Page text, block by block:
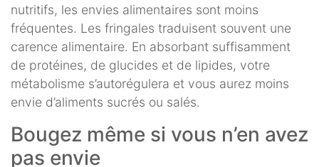
nutritifs, les envies alimentaires sont moins
fréquentes. Les fringales traduisent souvent une
carence alimentaire. En absorbant suffisamment
de protéines, de glucides et de lipides, votre
métabolisme s’autorégulera et vous aurez moins
envie d’aliments sucrés ou salés.
Bougez même si vous n’en avez
pas envie